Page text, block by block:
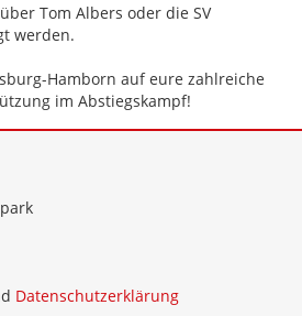
Tom Albers oder die SV
werden.
Hamborn auf eure zahlreiche
im Abstiegskampf!
Datenschutzerklärung